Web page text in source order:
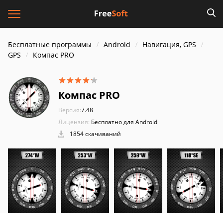
Бесплатные программы Android
Навигация, GPS
GPS
Компас PRO
Компас PRO
Версия:7.48
Лицензия: Бесплатно для Android
1854 скачиваний